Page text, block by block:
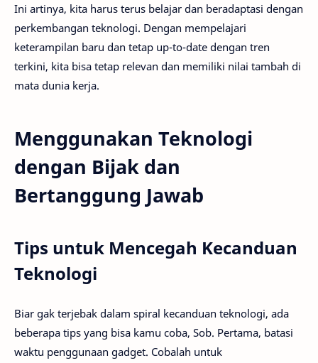
Ini artinya, kita harus terus belajar dan beradaptasi dengan
perkembangan teknologi. Dengan mempelajari
keterampilan baru dan tetap up-to-date dengan tren
terkini, kita bisa tetap relevan dan memiliki nilai tambah di
mata dunia kerja.
Menggunakan Teknologi
dengan Bijak dan
Bertanggung Jawab
Tips untuk Mencegah Kecanduan
Teknologi
Biar gak terjebak dalam spiral kecanduan teknologi, ada
beberapa tips yang bisa kamu coba, Sob. Pertama, batasi
waktu penggunaan gadget. Cobalah untuk